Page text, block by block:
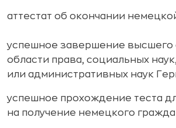
аттестат об окончании
успешное завершение высшего
области права, социальных
или административных наук
успешное прохождение теста
на получение немецкого